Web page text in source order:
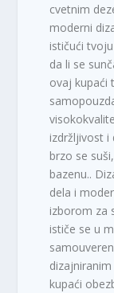
cvetnim
moderni
ističući
da li se
ovaj kupaći
izdržljivost i
brzo se
bazenu..
dela i
izborom za
ističe se u
kupaći